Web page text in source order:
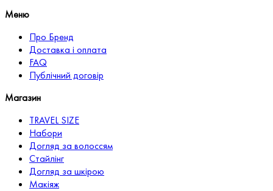
Меню
Про Бренд
Доставка і оплата
FAQ
Публічний договір
Магазин
TRAVEL SIZE
Набори
Догляд за волоссям
Стайлінг
Догляд за шкірою
Макіяж